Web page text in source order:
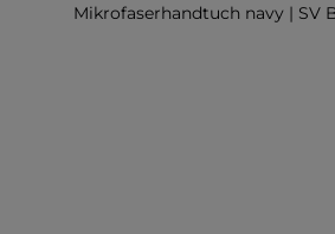
Mikrofaserhandtuch navy | SV